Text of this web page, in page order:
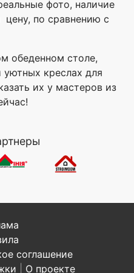
фото, наличие
по сравнению с
обеденном столе,
креслах для
их у мастеров из
соглашение
О проекте